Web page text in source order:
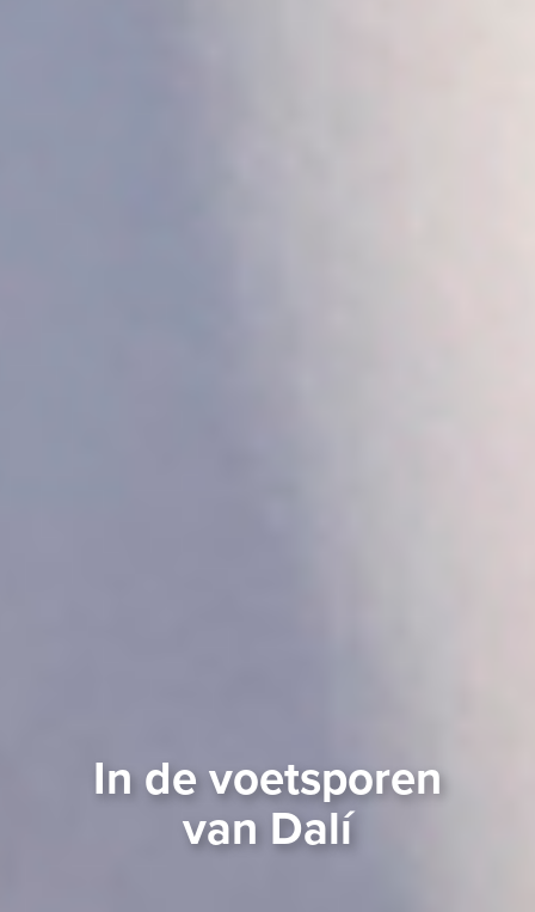
In de voetsporen
van Dalí